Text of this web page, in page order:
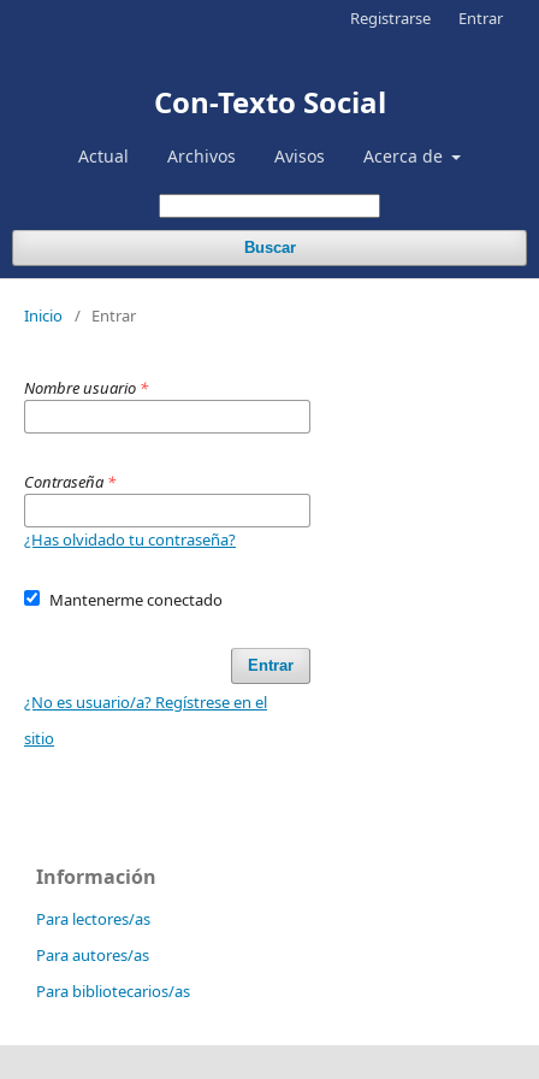
Con-Texto Social
Actual Archivos Avisos Acerca de
Buscar
Registrarse Entrar
Inicio / Entrar
Nombre usuario *
Contraseña *
¿Has olvidado tu contraseña?
Mantenerme conectado
Entrar
¿No es usuario/a? Regístrese en el
sitio
Información
Para lectores/as
Para autores/as
Para bibliotecarios/as